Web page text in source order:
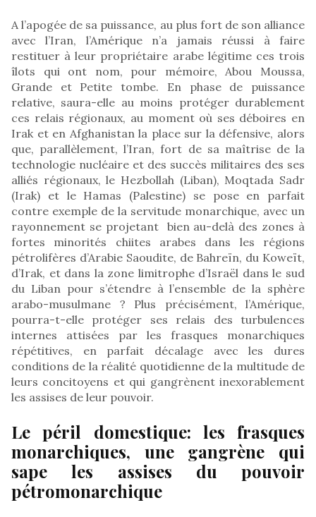
A l’apogée de sa puissance, au plus fort de son alliance
avec l’Iran, l’Amérique n’a jamais réussi à faire
restituer à leur propriétaire arabe légitime ces trois
îlots qui ont nom, pour mémoire, Abou Moussa,
Grande et Petite tombe. En phase de puissance
relative, saura-elle au moins protéger durablement
ces relais régionaux, au moment où ses déboires en
Irak et en Afghanistan la place sur la défensive, alors
que, parallèlement, l’Iran, fort de sa maîtrise de la
technologie nucléaire et des succès militaires des ses
alliés régionaux, le Hezbollah (Liban), Moqtada Sadr
(Irak) et le Hamas (Palestine) se pose en parfait
contre exemple de la servitude monarchique, avec un
rayonnement se projetant bien au-delà des zones à
fortes minorités chiites arabes dans les régions
pétrolifères d’Arabie Saoudite, de Bahreïn, du Koweït,
d’Irak, et dans la zone limitrophe d’Israël dans le sud
du Liban pour s’étendre à l’ensemble de la sphère
arabo-musulmane ? Plus précisément, l’Amérique,
pourra-t-elle protéger ses relais des turbulences
internes attisées par les frasques monarchiques
répétitives, en parfait décalage avec les dures
conditions de la réalité quotidienne de la multitude de
leurs concitoyens et qui gangrènent inexorablement
les assises de leur pouvoir.
Le péril domestique: les frasques
monarchiques, une gangrène qui
sape les assises du pouvoir
pétromonarchique